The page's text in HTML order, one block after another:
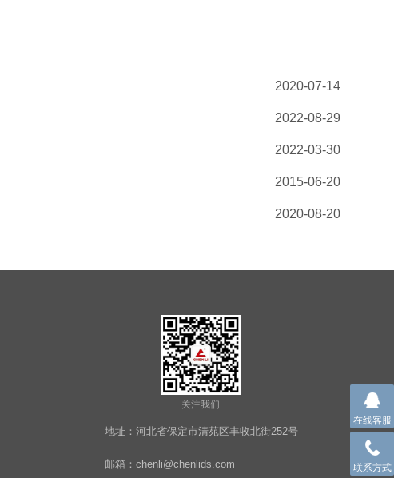
2020-07-14
2022-08-29
2022-03-30
2015-06-20
2020-08-20
关注我们
地址：河北省保定市清苑区丰收北街252号
邮箱：chenli@chenlids.com
在线客服
联系方式